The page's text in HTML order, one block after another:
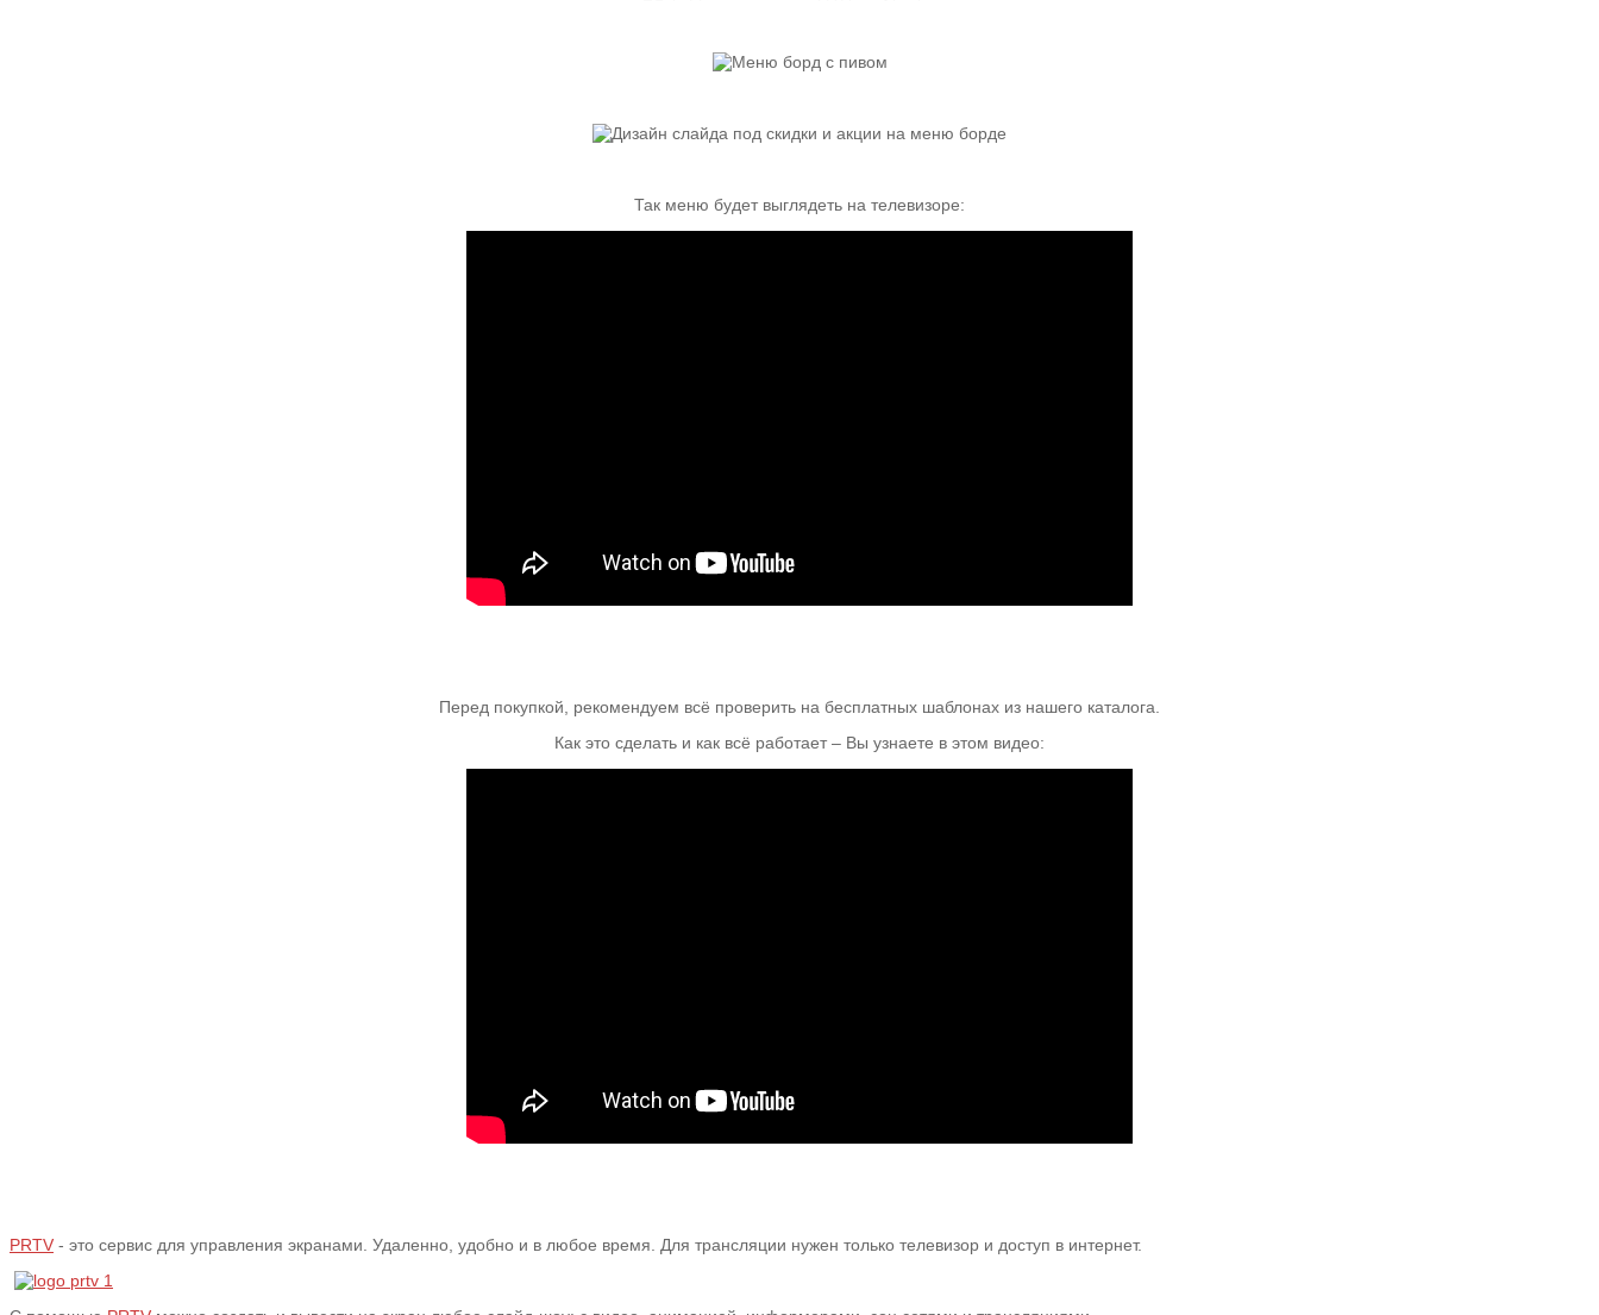
Так меню будет выглядеть на телевизоре:
Перед покупкой, рекомендуем всё проверить на бесплатных шаблонах из нашего каталога.
Как это сделать и как всё работает – Вы узнаете в этом видео:
PRTV - это сервис для управления экранами. Удаленно, удобно и в любое время. Для трансляции нужен только телевизор и доступ в интернет.